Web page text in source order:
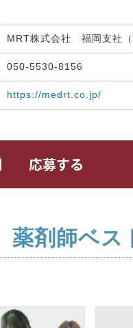
MRT株式会社 福岡支社
050-5530-8156
https://medrt.co.jp/
薬剤師ベス